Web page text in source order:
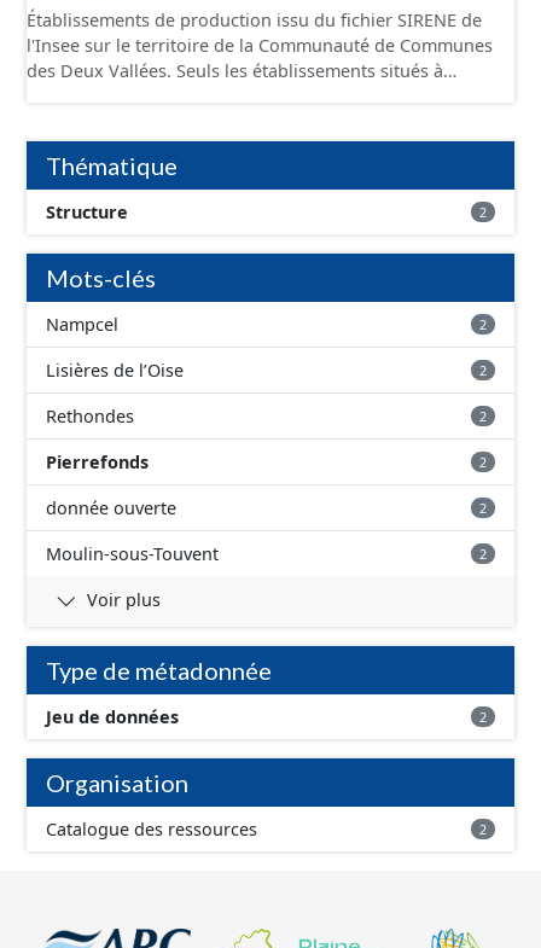
Établissements de production issu du fichier SIRENE de
l'Insee sur le territoire de la Communauté de Communes
des Deux Vallées. Seuls les établissements situés à
conformément aux prescriptions du standard CNIG Sites
Économiques. Ce lot ne contient pas la référence aux
terrains à vocation économique à ce jour. Il est filtré au-
delà des prescriptions du CNIG se limitant aux SCI.
Thématique
Structure 2
Mots-clés
Nampcel 2
Lisières de l’Oise 2
Rethondes 2
Pierrefonds 2
donnée ouverte 2
Moulin-sous-Touvent 2
Voir plus
Type de métadonnée
Jeu de données 2
Organisation
Catalogue des ressources 2